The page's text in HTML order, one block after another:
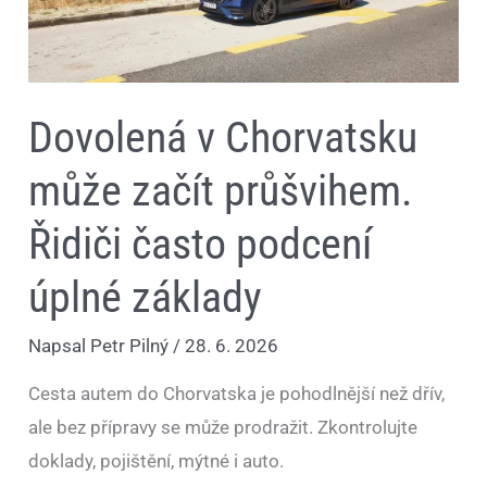
Dovolená v Chorvatsku
může začít průšvihem.
Řidiči často podcení
úplné základy
Napsal Petr Pilný /28. 6. 2026
Cesta autem do Chorvatska je pohodlnější než dřív,
ale bez přípravy se může prodražit. Zkontrolujte
doklady, pojištění, mýtné i auto.
často
podcení
úplné
základy